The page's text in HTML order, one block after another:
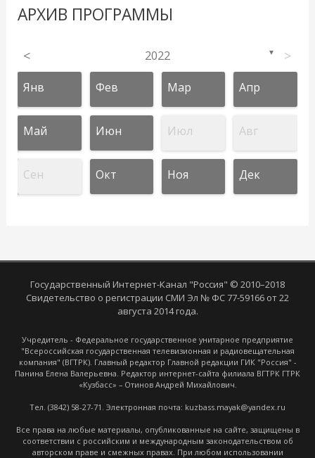
АРХИВ ПРОГРАММЫ
< 2022 ▼ >
Янв Фев Мар Апр
Май Июн Июл Авг
Сен Окт Ноя Дек
Государственный Интернет-Канал "Россия" © 2010–2018
Свидетельство о регистрации СМИ Эл № ФС 77-59166 от 22
августа 2014 года.
Учредитель - Федеральное государственное унитарное предприятие
"Всероссийская государственная телевизионная и радиовещательная
компания" (ВГТРК). Главный редактор Главной редакции ГИК "Россия" -
Панина Елена Валерьевна. Редактор интернет-сайта филиала ВГТРК ГТРК
«Кузбасс» – Отинов Андрей Михайлович.
Тел. (3842) 58-27-71. Электронная почта: kuzbass.mayak@yandex.ru
Все права на любые материалы, опубликованные на сайте, защищены в
соответствии с российским и международным законодательством об
авторском праве и смежных правах. При любом использовании